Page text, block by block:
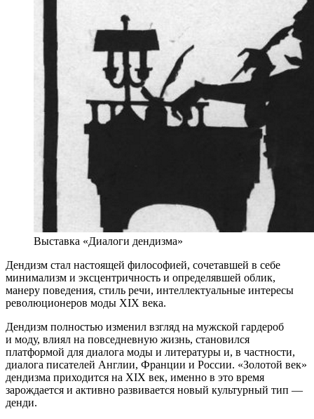
Выставка «Диалоги дендизма»
Дендизм стал настоящей философией, сочетавшей в себе
минимализм и эксцентричность и определявшей облик,
манеру поведения, стиль речи, интеллектуальные интересы
революционеров моды XIX века.
Дендизм полностью изменил взгляд на мужской гардероб
и моду, влиял на повседневную жизнь, становился
платформой для диалога моды и литературы и, в частности,
диалога писателей Англии, Франции и России. «Золотой век»
дендизма приходится на XIX век, именно в это время
зарождается и активно развивается новый культурный тип —
денди.